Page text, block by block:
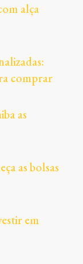
alça
comprar
as
as bolsas
em